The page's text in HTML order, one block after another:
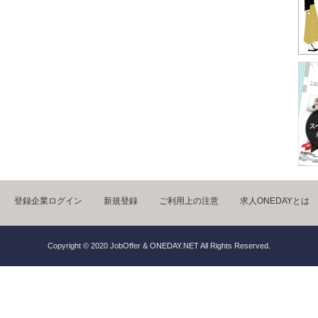
登録企業ログイン 新規登録 ご利用上の注意 求人ONEDAYとは
Copyright © 2020 JobOffer & ONEDAY.NET All Rights Reserved.